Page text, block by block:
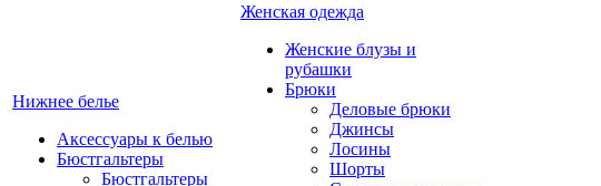
Нижнее белье
Аксессуары к белью
Бюстгальтеры
Бюстгальтеры
Женская одежда
Женские блузы и
рубашки
Брюки
Деловые брюки
Джинсы
Лосины
Шорты